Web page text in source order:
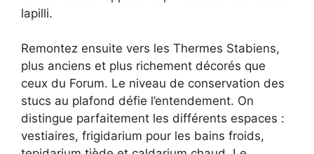
lapilli.
Remontez ensuite vers les Thermes Stabiens,
plus anciens et plus richement décorés que
ceux du Forum. Le niveau de conservation des
stucs au plafond défie l’entendement. On
distingue parfaitement les différents espaces :
vestiaires, frigidarium pour les bains froids,